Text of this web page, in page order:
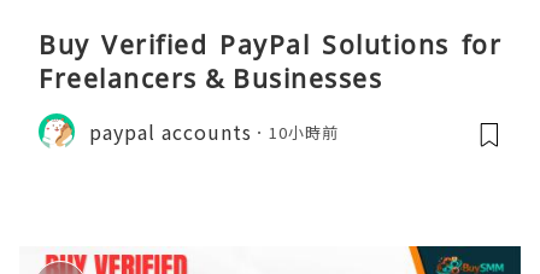
Buy Verified PayPal Solutions for
Freelancers & Businesses
paypal accounts 10小時前